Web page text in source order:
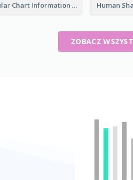
Circular Chart Information Comparison
ZOBACZ